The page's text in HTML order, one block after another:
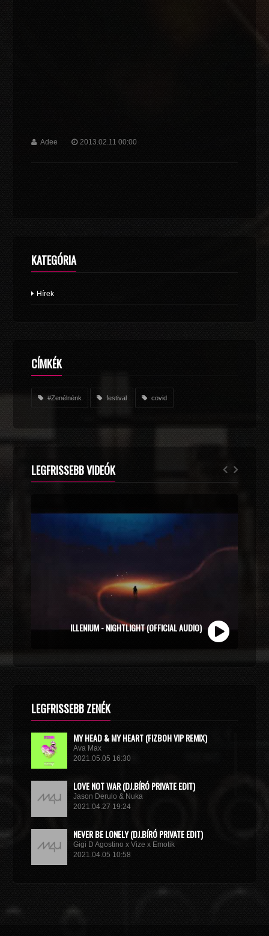
Adee 2013.02.11 00:00
KATEGÓRIA
Hírek
CÍMKÉK
#Zenélnénk festival covid
LEGFRISSEBB VIDEÓK
ZOLI VEKONY X CALIDORA - MINDIG NYÁR (OFFICIAL
MUSIC VIDEO)
LEGFRISSEBB ZENÉK
MY HEAD & MY HEART (FIZBOH VIP REMIX)
Ava Max
2021.05.05 16:30
LOVE NOT WAR (DJ.BÍRÓ PRIVATE EDIT)
Jason Derulo & Nuka
2021.04.27 19:24
NEVER BE LONELY (DJ.BÍRÓ PRIVATE EDIT)
Gigi D Agostino x Vize x Emotik
2021.04.05 10:58
GET IN TROUBLE (SO WHAT) (DJ.BÍRÓ PRIVATE EDIT)
Dimitri Vegas & Like Mike x Vini Vici